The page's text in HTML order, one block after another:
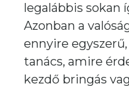
legalábbis sokan
Azonban a
ennyire
tanács, amire
kezdő bringás